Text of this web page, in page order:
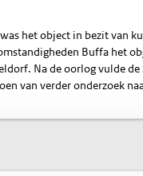
het object in bezit van
Buffa het
Na de oorlog vulde
van verder onderzoek